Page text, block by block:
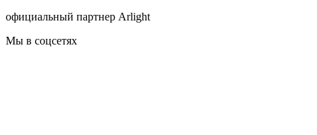
официальный партнер Arlight
Мы в соцсетях